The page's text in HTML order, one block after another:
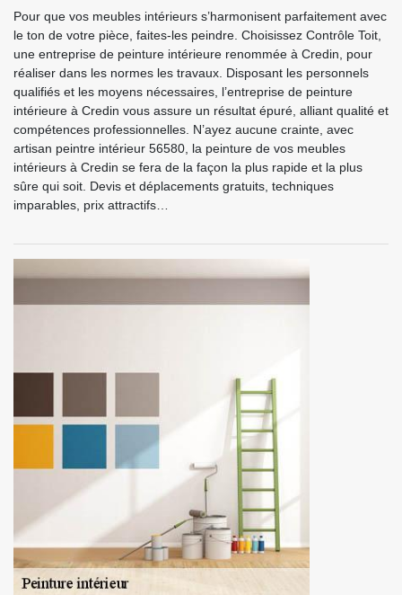
Pour que vos meubles intérieurs s’harmonisent parfaitement avec
le ton de votre pièce, faites-les peindre. Choisissez Contrôle Toit,
une entreprise de peinture intérieure renommée à Credin, pour
réaliser dans les normes les travaux. Disposant les personnels
qualifiés et les moyens nécessaires, l’entreprise de peinture
intérieure à Credin vous assure un résultat épuré, alliant qualité et
compétences professionnelles. N’ayez aucune crainte, avec
artisan peintre intérieur 56580, la peinture de vos meubles
intérieurs à Credin se fera de la façon la plus rapide et la plus
sûre qui soit. Devis et déplacements gratuits, techniques
imparables, prix attractifs…